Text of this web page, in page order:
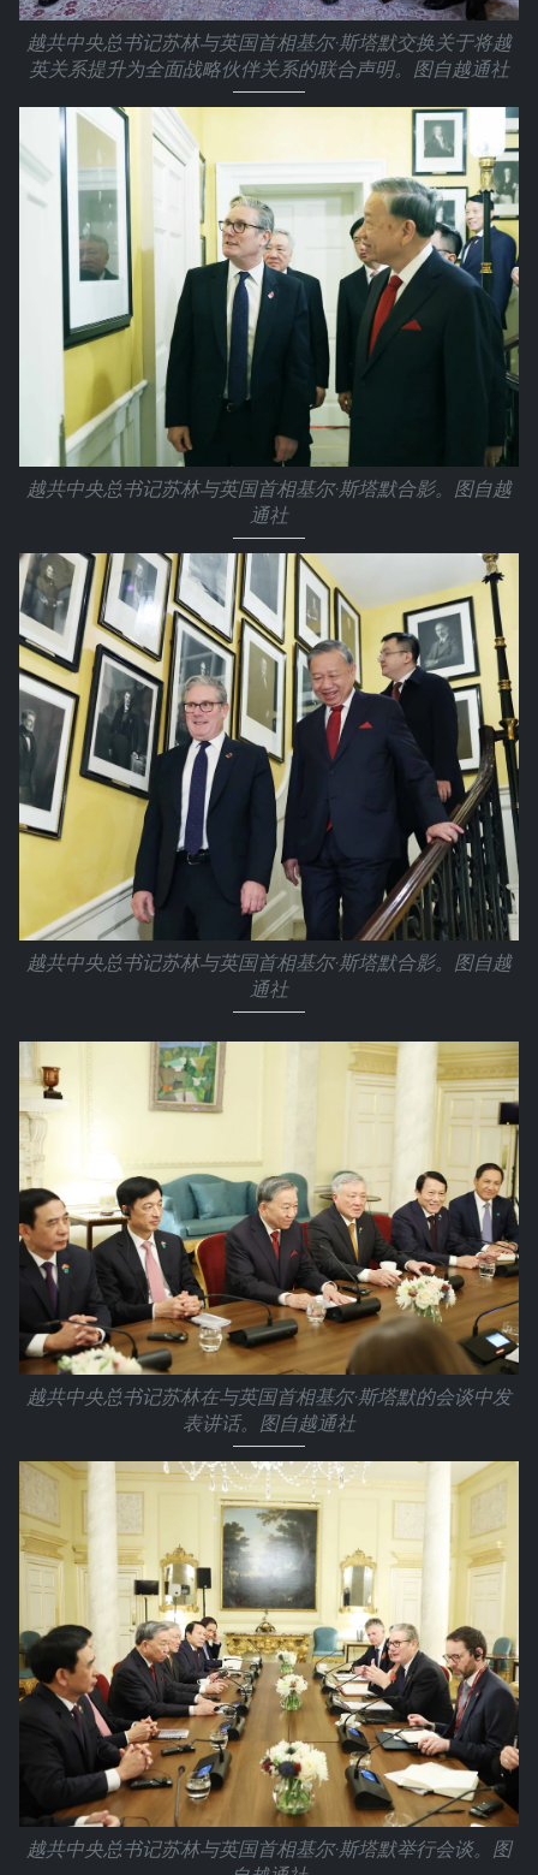
越共中央总书记苏林与英国首相基尔·斯塔默交换关于将越
英关系提升为全面战略伙伴关系的联合声明。图自越通社
越共中央总书记苏林与英国首相基尔·斯塔默合影。图自越
通社
越共中央总书记苏林与英国首相基尔·斯塔默合影。图自越
通社
越共中央总书记苏林在与英国首相基尔·斯塔默的会谈中发
表讲话。图自越通社
越共中央总书记苏林与英国首相基尔·斯塔默举行会谈。图